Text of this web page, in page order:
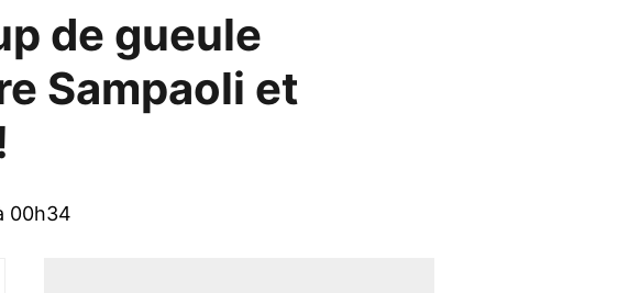
de gueule
Sampaoli et
00h34